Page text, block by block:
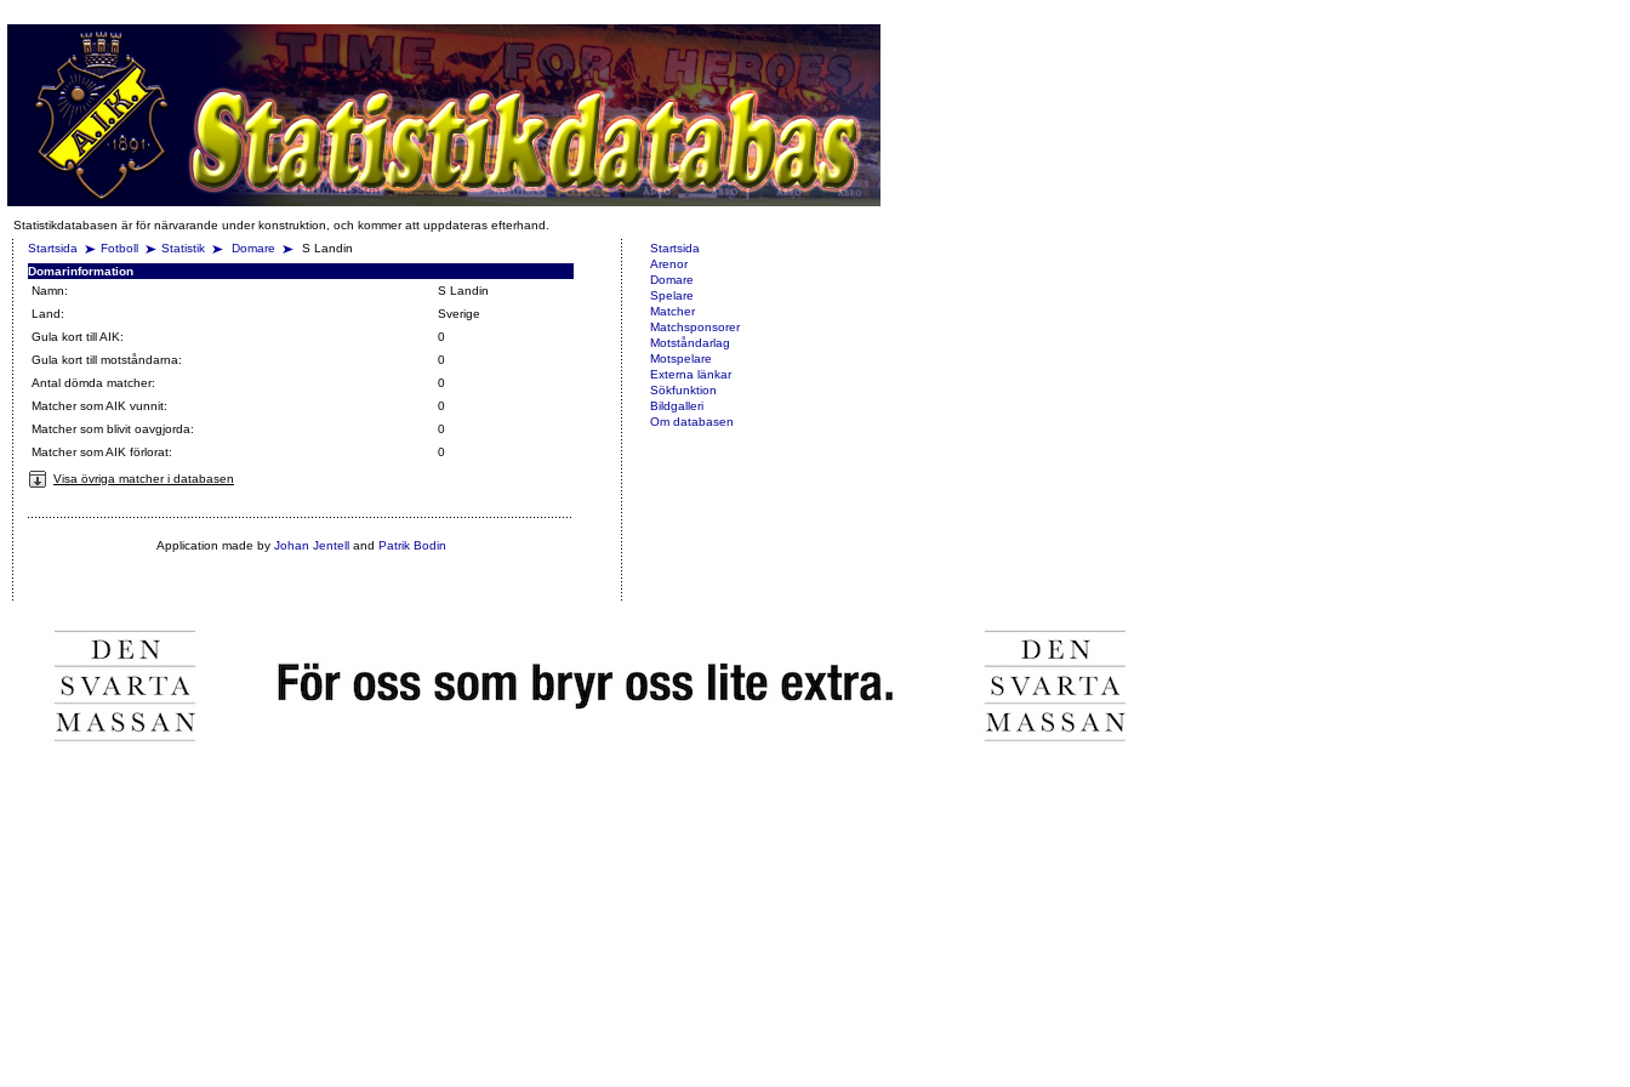
Statistikdatabasen är för närvarande under konstruktion, och kommer att uppdateras efterhand.
Startsida
Fotboll Statistik Domare
S Landin
Domarinformation
Namn:
S Landin
Land:
Sverige
Gula kort till AIK:
0
Gula kort till motståndarna:
0
Antal dömda matcher:
0
Matcher som AIK vunnit:
0
Matcher som blivit oavgjorda:
0
Matcher som AIK förlorat:
0
Visa övriga matcher i databasen
Application made by Johan Jentelland Patrik Bodin
Startsida
Arenor
Domare
Spelare
Matcher
Matchsponsorer
Motståndarlag
Motspelare
Externa länkar
Sökfunktion
Bildgalleri
Om databasen